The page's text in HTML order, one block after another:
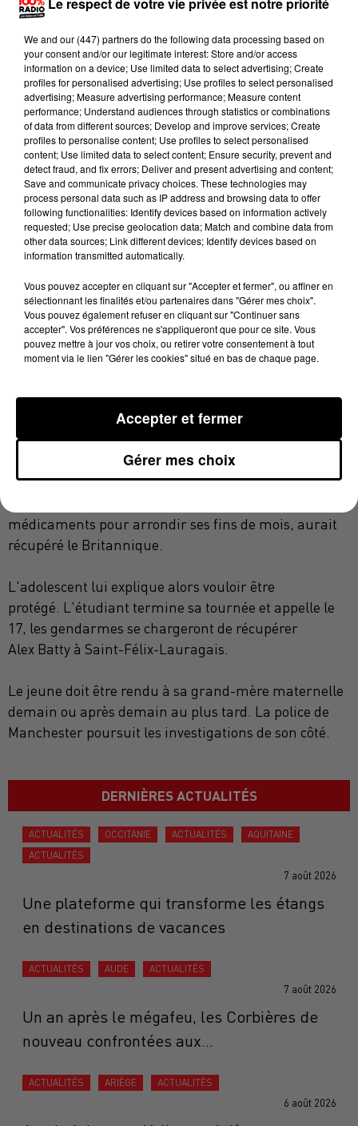
rentré outre-manche et a pris la direction du Maroc
avec sa mère et son grand-père.
Ce n'est qu'à l'âge de 15 ans qu'ils retournent en
Europe, en direction des Pyrénées françaises, entre
les Pyrénées-Orientales, l'Aude et l'Ariège.Il explique
aux forces de l'ordre qu'il appartenait alors à une
communauté spirituelle" qui prônait la réincarnation
et étéforcéde vivre dans ces conditions.Une
communauté composée selon ses dires de Canadiens,
d'Italiens et d'Espagnols.Ilrelate égalementavoir
subi des agressions sexuelles, mais pas au sein de la
RÉCUPÉRÉ PAR UN LIVREUR EN
PLEINE NUIT
décisionde sa mère de partir en Finlande.Il aurait
alors quitté la communauté.Pendant 4 nuits, il
aurait marché le long de la nationale 7 en direction
de Toulouse, dormant pendant la journée.
que lorsqu'il est arrivé entreCamontet Lagarde,
médicaments pour arrondir ses fins de mois, aurait
récupéré le Britannique.
L'adolescent lui explique alors vouloir être
protégé. L'étudiant termine sa tournée et appelle le
17, les gendarmes se chargeront de récupérer
Alex Batty à Saint-Félix-Lauragais.
Le jeune doit être rendu à sa grand-mère maternelle
demain ou après demain au plus tard. La police de
Manchester poursuit les investigations de son côté.
DERNIÈRES ACTUALITÉS
ACTUALITÉS OCCITANIE ACTUALITÉS
AQUITAINE
ACTUALITÉS
7 août 2026
Une plateforme qui transforme les étangs
en destinations de vacances
ACTUALITÉS AUDE ACTUALITÉS
7 août 2026
Un an après le mégafeu, les Corbières de
nouveau confrontées aux...
ACTUALITÉS ARIÈGE ACTUALITÉS
6 août 2026
We and our (447) partnersdo the following data processing based on
your consent and/or our legitimate interest: Store and/or access
information on a device; Use limited data to select advertising; Create
profiles for personalised advertising; Use profiles to select personalised
advertising; Measure advertising performance; Measure content
performance; Understand audiences through statistics or combinations
of data from different sources; Develop and improve services; Create
profiles to personalise content; Use profiles to select personalised
content; Use limited data to select content; Ensure security, prevent and
detect fraud, and fix errors; Deliver and present advertising and content;
Save and communicate privacy choices. These technologies may
process personal data such as IP address and browsing data to offer
following functionalities: Identify devices based on information actively
requested; Use precise geolocation data; Match and combine data from
other data sources; Link different devices; Identify devices based on
information transmitted automatically.
Vous pouvez accepter en cliquant sur "Accepter et fermer", ou affiner en
sélectionnant les finalités et/ou partenaires dans "Gérer mes choix".
Vous pouvez également refuser en cliquant sur "Continuer sans
accepter". Vos préférences ne s'appliqueront que pour ce site. Vous
pouvez mettre à jour vos choix, ou retirer votre consentement à tout
moment via le lien "Gérer les cookies" situé en bas de chaque page.
Gérer mes choix
Accepter et fermer